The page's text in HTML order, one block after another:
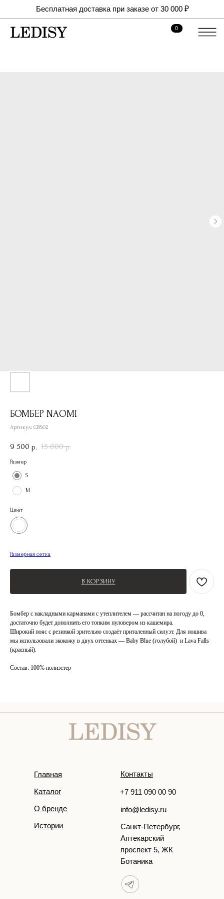
Бесплатная доставка при заказе от 30 000 ₽
0
БОМБЕР NAOMI
Артикул: CBS02
9 500 р. 15 000 р.
Размер
S
M
Цвет
Размерная сетка
В КОРЗИНУ
Бомбер с накладными карманами с утеплителем — рассчитан на погоду до 0,
достаточно будет дополнить его тонким пуловером из кашемира.
Широкий пояс с резинкой зрительно создаёт приталенный силуэт. Для пошива
мы использовали экокожу в двух оттенках — Baby Blue (голубой) и Lava Falls
(красный).
Состав: 100% полиэстер
О бренде
Каталог
Главная Контакты
+7 911 090 00 90
info@ledisy.ru
Санкт-Петербург,
Аптекарский
проспект 5, ЖК
Ботаника
Истории